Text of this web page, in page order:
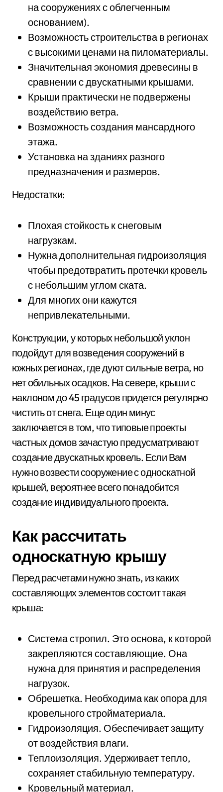
на сооружениях с облегченным
основанием).
Возможность строительства в регионах
с высокими ценами на пиломатериалы.
Значительная экономия древесины в
сравнении с двускатными крышами.
Крыши практически не подвержены
воздействию ветра.
Возможность создания мансардного
этажа.
Установка на зданиях разного
предназначения и размеров.
Недостатки:
Плохая стойкость к снеговым
нагрузкам.
Нужна дополнительная гидроизоляция
чтобы предотвратить протечки кровель
с небольшим углом ската.
Для многих они кажутся
непривлекательными.
Конструкции, у которых небольшой уклон
подойдут для возведения сооружений в
южных регионах, где дуют сильные ветра, но
нет обильных осадков. На севере, крыши с
наклоном до 45 градусов придется регулярно
чистить от снега. Еще один минус
заключается в том, что типовые проекты
частных домов зачастую предусматривают
создание двускатных кровель. Если Вам
нужно возвести сооружение с односкатной
крышей, вероятнее всего понадобится
создание индивидуального проекта.
Как рассчитать
односкатную крышу
Перед расчетами нужно знать, из каких
составляющих элементов состоит такая
крыша:
Система стропил. Это основа, к которой
закрепляются составляющие. Она
нужна для принятия и распределения
нагрузок.
Обрешетка. Необходима как опора для
кровельного стройматериала.
Гидроизоляция. Обеспечивает защиту
от воздействия влаги.
Теплоизоляция. Удерживает тепло,
сохраняет стабильную температуру.
Кровельный материал.